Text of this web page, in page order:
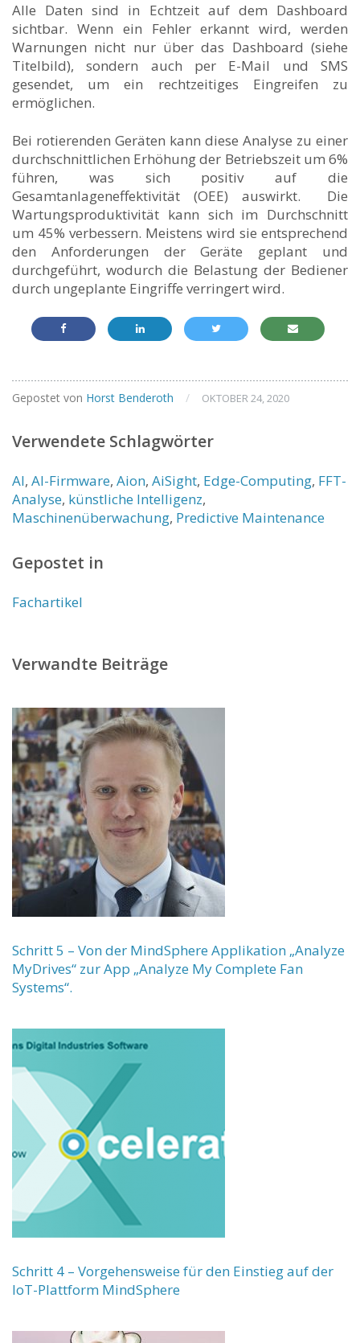
Alle Daten sind in Echtzeit auf dem Dashboard
sichtbar. Wenn ein Fehler erkannt wird, werden
Warnungen nicht nur über das Dashboard (siehe
Titelbild), sondern auch per E-Mail und SMS
gesendet, um ein rechtzeitiges Eingreifen zu
ermöglichen.
Bei rotierenden Geräten kann diese Analyse zu einer
durchschnittlichen Erhöhung der Betriebszeit um 6%
führen, was sich positiv auf die
Gesamtanlageneffektivität (OEE) auswirkt. Die
Wartungsproduktivität kann sich im Durchschnitt
um 45% verbessern. Meistens wird sie entsprechend
den Anforderungen der Geräte geplant und
durchgeführt, wodurch die Belastung der Bediener
durch ungeplante Eingriffe verringert wird.
Gepostet von Horst Benderoth / OKTOBER 24, 2020
Verwendete Schlagwörter
AI, AI-Firmware, Aion, AiSight, Edge-Computing, FFT-
Analyse, künstliche Intelligenz,
Maschinenüberwachung, Predictive Maintenance
Gepostet in
Fachartikel
Verwandte Beiträge
Schritt 5 – Von der MindSphere Applikation „Analyze
MyDrives“ zur App „Analyze My Complete Fan
Systems“.
Schritt 4 – Vorgehensweise für den Einstieg auf der
IoT-Plattform MindSphere